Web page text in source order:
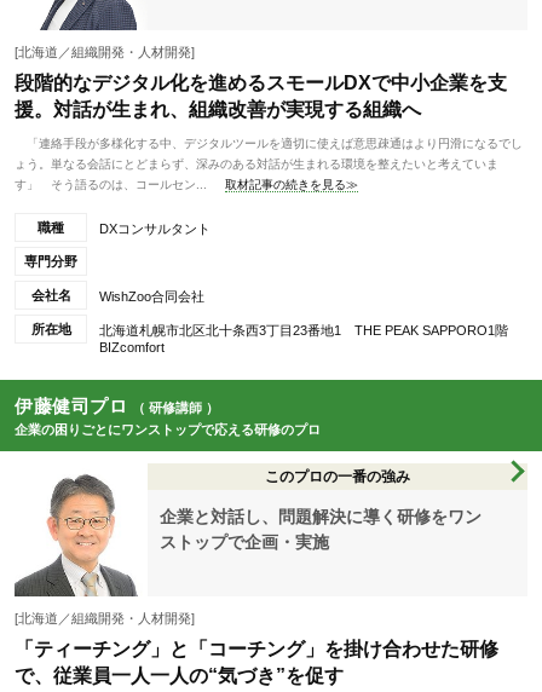
[北海道／組織開発・人材開発]
段階的なデジタル化を進めるスモールDXで中小企業を支
援。対話が生まれ、組織改善が実現する組織へ
「連絡手段が多様化する中、デジタルツールを適切に使えば意思疎通はより円滑になるでし
ょう。単なる会話にとどまらず、深みのある対話が生まれる環境を整えたいと考えていま
す」 そう語るのは、コールセン...
取材記事の続きを見る≫
職種 DXコンサルタント
専門分野
会社名 WishZoo合同会社
所在地
北海道札幌市北区北十条西3丁目23番地1 THE PEAK SAPPORO1階
BIZcomfort
伊藤健司プロ
（ 研修講師 ）
企業の困りごとにワンストップで応える研修のプロ
このプロの一番の強み
企業と対話し、問題解決に導く研修をワン
ストップで企画・実施
[北海道／組織開発・人材開発]
「ティーチング」と「コーチング」を掛け合わせた研修
で、従業員一人一人の“気づき”を促す